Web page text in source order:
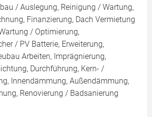
/ Auslegung, Reinigung / Wartung,
Finanzierung, Dach Vermietung
/ Optimierung,
/ PV Batterie, Erweiterung,
Arbeiten, Imprägnierung,
Durchführung, Kern- /
Innendämmung, Außendämmung,
Renovierung / Badsanierung